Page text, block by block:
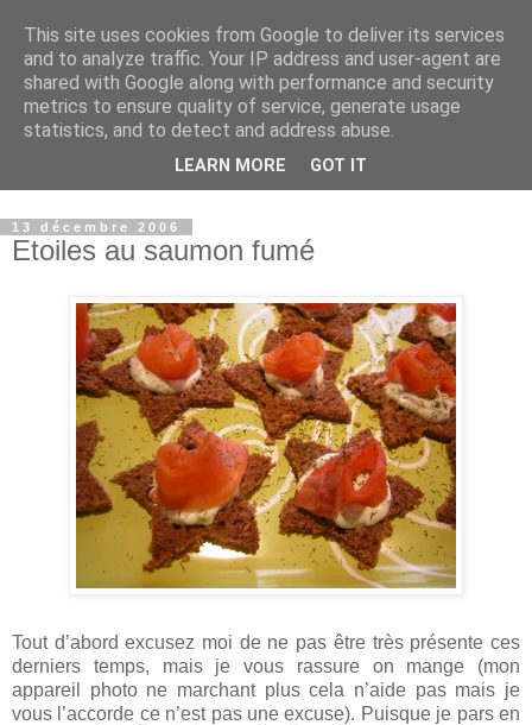
Sucré - Salé
La particularité de mes recettes : j’associe souvent le sucré-
salé et je suis toujours attentive aux quantités de gras et de
sucre, (petit défaut professionnel:je suis diététicienne...)
13 décembre 2006
Etoiles au saumon fumé
Tout d’abord excusez moi de ne pas être très présente ces
derniers temps, mais je vous rassure on mange (mon
appareil photo ne marchant plus cela n’aide pas mais je
vous l’accorde ce n’est pas une excuse). Puisque je pars en
This site uses cookies from Google to deliver its services
and to analyze traffic. Your IP address and user-agent are
shared with Google along with performance and security
metrics to ensure quality of service, generate usage
statistics, and to detect and address abuse.
LEARN MORE GOT IT